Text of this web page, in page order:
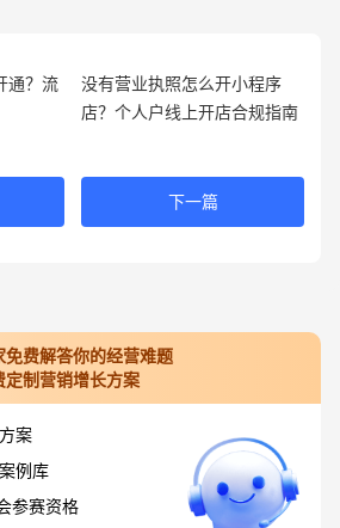
通？流
没有营业执照怎么开小程序
店？个人户线上开店合规指南
下一篇
免费解答你的经营难题
定制营销增长方案
案
例库
参赛资格